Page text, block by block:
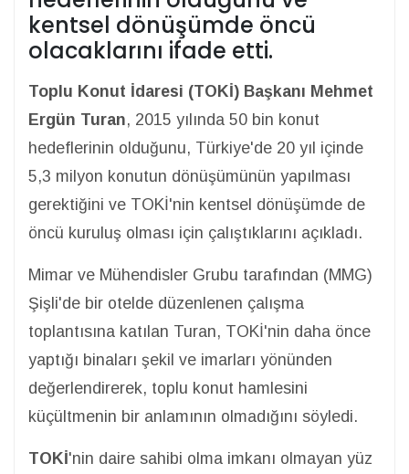
kentsel dönüşümde öncü
olacaklarını ifade etti.
Toplu Konut İdaresi (TOKİ) Başkanı Mehmet
Ergün Turan, 2015 yılında 50 bin konut
hedeflerinin olduğunu, Türkiye'de 20 yıl içinde
5,3 milyon konutun dönüşümünün yapılması
gerektiğini ve TOKİ'nin kentsel dönüşümde de
öncü kuruluş olması için çalıştıklarını açıkladı.
Mimar ve Mühendisler Grubu tarafından (MMG)
Şişli'de bir otelde düzenlenen çalışma
toplantısına katılan Turan, TOKİ'nin daha önce
yaptığı binaları şekil ve imarları yönünden
değerlendirerek, toplu konut hamlesini
küçültmenin bir anlamının olmadığını söyledi.
TOKİ'nin daire sahibi olma imkanı olmayan yüz